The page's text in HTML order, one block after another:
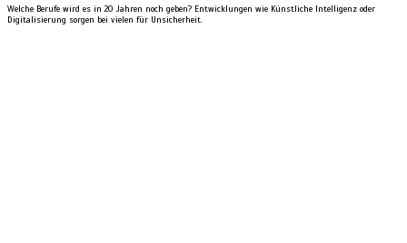
Welche Berufe wird es in 20 Jahren noch geben? Entwicklungen wie Künstliche Intelligenz oder
Digitalisierung sorgen bei vielen für Unsicherheit.